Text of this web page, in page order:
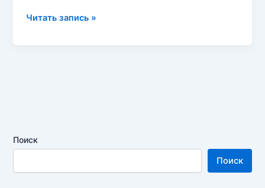
Майкл
Читать запись »
Поиск
Поиск